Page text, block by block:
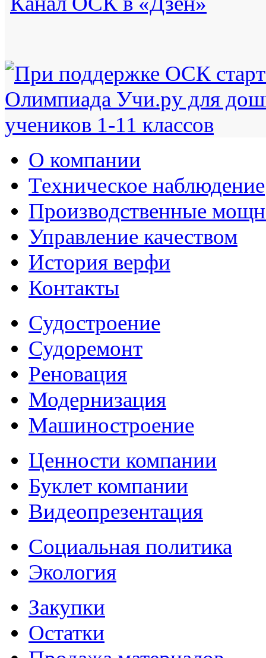
О компании
Техническое наблюдение
Производственные
Управление качеством
История верфи
Контакты
Судостроение
Судоремонт
Реновация
Модернизация
Машиностроение
Ценности компании
Буклет компании
Видеопрезентация
Социальная политика
Экология
Закупки
Остатки